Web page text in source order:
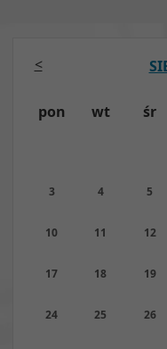
pon wt śr
3 4 5
10 11 12
17 18 19
24 25 26
<